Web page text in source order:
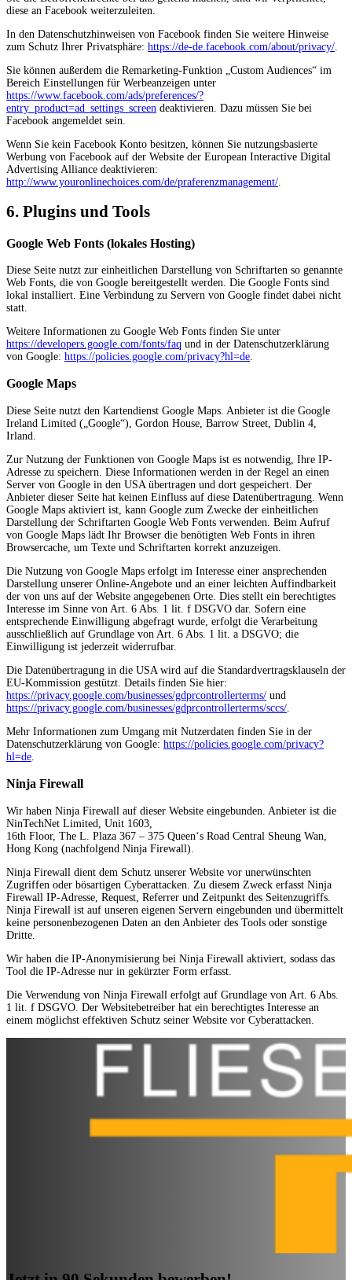
diese an Facebook weiterzuleiten.
In den Datenschutzhinweisen von Facebook finden Sie weitere Hinweise
zum Schutz Ihrer Privatsphäre: https://de-de.facebook.com/about/privacy/
Sie können außerdem die Remarketing-Funktion „Custom Audiences“ im
Bereich Einstellungen für Werbeanzeigen unter
https://www.facebook.com/ads/preferences/?
entry_product=ad_settings_screen deaktivieren. Dazu müssen Sie bei
Facebook angemeldet sein.
Wenn Sie kein Facebook Konto besitzen, können Sie nutzungsbasierte
Werbung von Facebook auf der Website der European Interactive Digital
Advertising Alliance deaktivieren:
http://www.youronlinechoices.com/de/praferenzmanagement/
6. Plugins und Tools
Google Web Fonts (lokales Hosting)
Diese Seite nutzt zur einheitlichen Darstellung von Schriftarten so genannte
Web Fonts, die von Google bereitgestellt werden. Die Google Fonts sind
lokal installiert. Eine Verbindung zu Servern von Google findet dabei nicht
statt.
Weitere Informationen zu Google Web Fonts finden Sie unter
https://developers.google.com/fonts/faq und in der Datenschutzerklärung
von Google: https://policies.google.com/privacy?hl=de.
Google Maps
Diese Seite nutzt den Kartendienst Google Maps. Anbieter ist die Google
Ireland Limited („Google“), Gordon House, Barrow Street, Dublin 4,
Irland.
Zur Nutzung der Funktionen von Google Maps ist es notwendig, Ihre IP-
Adresse zu speichern. Diese Informationen werden in der Regel an einen
Server von Google in den USA übertragen und dort gespeichert. Der
Anbieter dieser Seite hat keinen Einfluss auf diese Datenübertragung. Wenn
Google Maps aktiviert ist, kann Google zum Zwecke der einheitlichen
Darstellung der Schriftarten Google Web Fonts verwenden. Beim Aufruf
von Google Maps lädt Ihr Browser die benötigten Web Fonts in ihren
Browsercache, um Texte und Schriftarten korrekt anzuzeigen.
Die Nutzung von Google Maps erfolgt im Interesse einer ansprechenden
Darstellung unserer Online-Angebote und an einer leichten Auffindbarkeit
der von uns auf der Website angegebenen Orte. Dies stellt ein berechtigtes
Interesse im Sinne von Art. 6 Abs. 1 lit. f DSGVO dar. Sofern eine
entsprechende Einwilligung abgefragt wurde, erfolgt die Verarbeitung
ausschließlich auf Grundlage von Art. 6 Abs. 1 lit. a DSGVO; die
Einwilligung ist jederzeit widerrufbar.
Die Datenübertragung in die USA wird auf die Standardvertragsklauseln der
EU-Kommission gestützt. Details finden Sie hier:
https://privacy.google.com/businesses/gdprcontrollerterms/ und
https://privacy.google.com/businesses/gdprcontrollerterms/sccs/
Mehr Informationen zum Umgang mit Nutzerdaten finden Sie in der
Datenschutzerklärung von Google: https://policies.google.com/privacy?
hl=de
Ninja Firewall
Wir haben Ninja Firewall auf dieser Website eingebunden. Anbieter ist die
NinTechNet Limited, Unit 1603,
16th Floor, The L. Plaza 367 – 375 Queen‘s Road Central Sheung Wan,
Hong Kong (nachfolgend Ninja Firewall).
Ninja Firewall dient dem Schutz unserer Website vor unerwünschten
Zugriffen oder bösartigen Cyberattacken. Zu diesem Zweck erfasst Ninja
Firewall IP-Adresse, Request, Referrer und Zeitpunkt des Seitenzugriffs.
Ninja Firewall ist auf unseren eigenen Servern eingebunden und übermittelt
keine personenbezogenen Daten an den Anbieter des Tools oder sonstige
Dritte.
Wir haben die IP-Anonymisierung bei Ninja Firewall aktiviert, sodass das
Tool die IP-Adresse nur in gekürzter Form erfasst.
Die Verwendung von Ninja Firewall erfolgt auf Grundlage von Art. 6 Abs.
1 lit. f DSGVO. Der Websitebetreiber hat ein berechtigtes Interesse an
einem möglichst effektiven Schutz seiner Website vor Cyberattacken.